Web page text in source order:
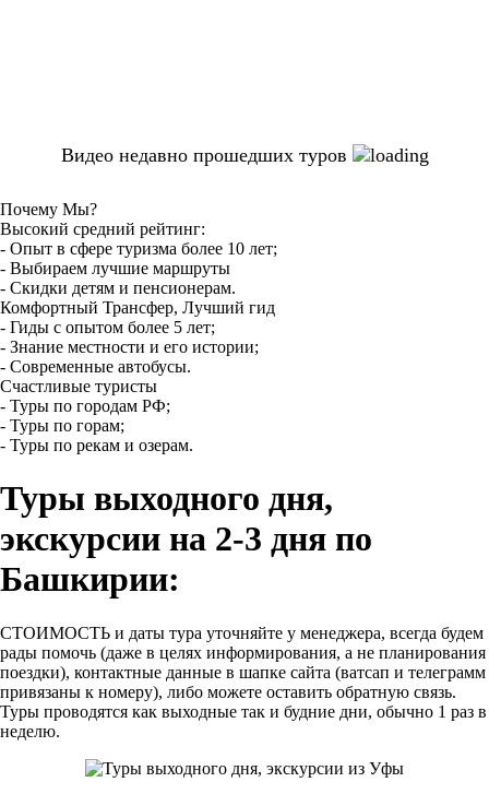
Видео недавно прошедших туров
Почему Мы?
Высокий средний рейтинг:
- Опыт в сфере туризма более 10 лет;
- Выбираем лучшие маршруты
- Скидки детям и пенсионерам.
Комфортный Трансфер, Лучший гид
- Гиды с опытом более 5 лет;
- Знание местности и его истории;
- Современные автобусы.
Счастливые туристы
- Туры по городам РФ;
- Туры по горам;
- Туры по рекам и озерам.
Туры выходного дня,
экскурсии на 2-3 дня по
Башкирии:
СТОИМОСТЬ и даты тура уточняйте у менеджера, всегда будем
рады помочь (даже в целях информирования, а не планирования
поездки), контактные данные в шапке сайта (ватсап и телеграмм
привязаны к номеру), либо можете оставить обратную связь.
Туры проводятся как выходные так и будние дни, обычно 1 раз в
неделю.